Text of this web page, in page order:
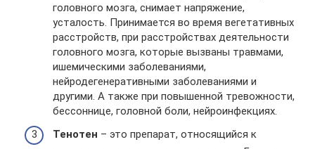
головного мозга, снимает напряжение,
усталость. Принимается во время вегетативных
расстройств, при расстройствах деятельности
головного мозга, которые вызваны травмами,
ишемическими заболеваниями,
нейродегенеративными заболеваниями и
другими. А также при повышенной тревожности,
бессоннице, головной боли, нейроинфекциях.
Тенотен – это препарат, относящийся к